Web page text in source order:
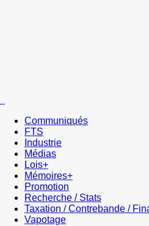
Communiqués
FTS
Industrie
Médias
Lois+
Mémoires+
Promotion
Recherche / Stats
Taxation / Contrebande /
Vapotage